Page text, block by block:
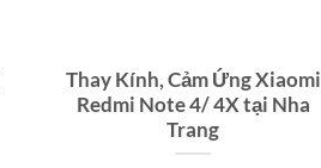
Thay Kính, Cảm Ứng Xiaomi
Redmi Note 4/ 4X tại Nha
Trang